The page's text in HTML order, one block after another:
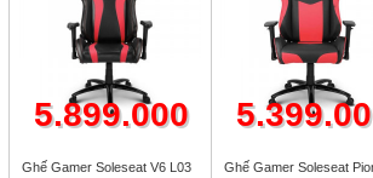
5.899.000
Ghế Gamer Soleseat V6 L03
Ghế Gamer Soleseat